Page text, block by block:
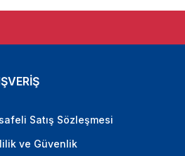
Satış Sözleşmesi
ve Güvenlik